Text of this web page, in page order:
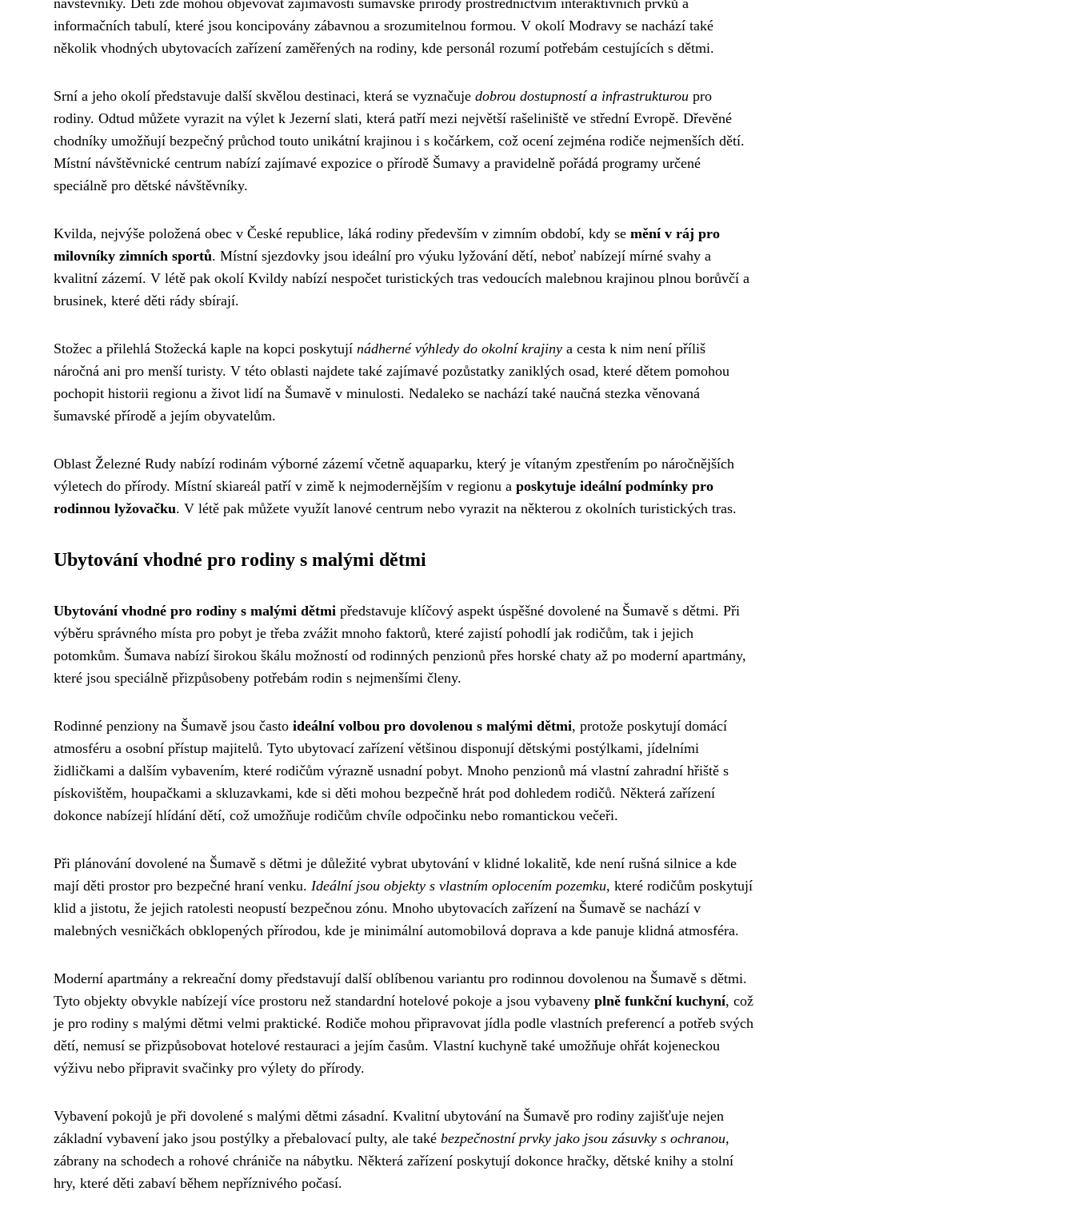
návštěvníky. Děti zde mohou objevovat zajímavosti šumavské přírody prostřednictvím interaktivních prvků a
informačních tabulí, které jsou koncipovány zábavnou a srozumitelnou formou. V okolí Modravy se nachází také
několik vhodných ubytovacích zařízení zaměřených na rodiny, kde personál rozumí potřebám cestujících s dětmi.
Srní a jeho okolí představuje další skvělou destinaci, která se vyznačuje dobrou dostupností a infrastrukturou pro
rodiny. Odtud můžete vyrazit na výlet k Jezerní slati, která patří mezi největší rašeliniště ve střední Evropě. Dřevěné
chodníky umožňují bezpečný průchod touto unikátní krajinou i s kočárkem, což ocení zejména rodiče nejmenších dětí.
Místní návštěvnické centrum nabízí zajímavé expozice o přírodě Šumavy a pravidelně pořádá programy určené
speciálně pro dětské návštěvníky.
Kvilda, nejvýše položená obec v České republice, láká rodiny především v zimním období, kdy se mění v ráj pro
milovníky zimních sportů. Místní sjezdovky jsou ideální pro výuku lyžování dětí, neboť nabízejí mírné svahy a
kvalitní zázemí. V létě pak okolí Kvildy nabízí nespočet turistických tras vedoucích malebnou krajinou plnou borůvčí a
brusinek, které děti rády sbírají.
Stožec a přilehlá Stožecká kaple na kopci poskytují nádherné výhledy do okolní krajiny a cesta k nim není příliš
náročná ani pro menší turisty. V této oblasti najdete také zajímavé pozůstatky zaniklých osad, které dětem pomohou
pochopit historii regionu a život lidí na Šumavě v minulosti. Nedaleko se nachází také naučná stezka věnovaná
šumavské přírodě a jejím obyvatelům.
Oblast Železné Rudy nabízí rodinám výborné zázemí včetně aquaparku, který je vítaným zpestřením po náročnějších
výletech do přírody. Místní skiareál patří v zimě k nejmodernějším v regionu a poskytuje ideální podmínky pro
rodinnou lyžovačku. V létě pak můžete využít lanové centrum nebo vyrazit na některou z okolních turistických tras.
Ubytování vhodné pro rodiny s malými dětmi
Ubytování vhodné pro rodiny s malými dětmi představuje klíčový aspekt úspěšné dovolené na Šumavě s dětmi. Při
výběru správného místa pro pobyt je třeba zvážit mnoho faktorů, které zajistí pohodlí jak rodičům, tak i jejich
potomkům. Šumava nabízí širokou škálu možností od rodinných penzionů přes horské chaty až po moderní apartmány,
které jsou speciálně přizpůsobeny potřebám rodin s nejmenšími členy.
Rodinné penziony na Šumavě jsou často ideální volbou pro dovolenou s malými dětmi, protože poskytují domácí
atmosféru a osobní přístup majitelů. Tyto ubytovací zařízení většinou disponují dětskými postýlkami, jídelními
židličkami a dalším vybavením, které rodičům výrazně usnadní pobyt. Mnoho penzionů má vlastní zahradní hřiště s
pískovištěm, houpačkami a skluzavkami, kde si děti mohou bezpečně hrát pod dohledem rodičů. Některá zařízení
dokonce nabízejí hlídání dětí, což umožňuje rodičům chvíle odpočinku nebo romantickou večeři.
Při plánování dovolené na Šumavě s dětmi je důležité vybrat ubytování v klidné lokalitě, kde není rušná silnice a kde
mají děti prostor pro bezpečné hraní venku. Ideální jsou objekty s vlastním oplocením pozemku, které rodičům poskytují
klid a jistotu, že jejich ratolesti neopustí bezpečnou zónu. Mnoho ubytovacích zařízení na Šumavě se nachází v
malebných vesničkách obklopených přírodou, kde je minimální automobilová doprava a kde panuje klidná atmosféra.
Moderní apartmány a rekreační domy představují další oblíbenou variantu pro rodinnou dovolenou na Šumavě s dětmi.
Tyto objekty obvykle nabízejí více prostoru než standardní hotelové pokoje a jsou vybaveny plně funkční kuchyní, což
je pro rodiny s malými dětmi velmi praktické. Rodiče mohou připravovat jídla podle vlastních preferencí a potřeb svých
dětí, nemusí se přizpůsobovat hotelové restauraci a jejím časům. Vlastní kuchyně také umožňuje ohřát kojeneckou
výživu nebo připravit svačinky pro výlety do přírody.
Vybavení pokojů je při dovolené s malými dětmi zásadní. Kvalitní ubytování na Šumavě pro rodiny zajišťuje nejen
základní vybavení jako jsou postýlky a přebalovací pulty, ale také bezpečnostní prvky jako jsou zásuvky s ochranou,
zábrany na schodech a rohové chrániče na nábytku. Některá zařízení poskytují dokonce hračky, dětské knihy a stolní
hry, které děti zabaví během nepříznivého počasí.